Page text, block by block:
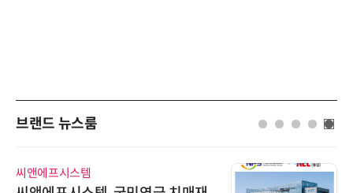
브랜드 뉴스룸
씨앤에프시스템